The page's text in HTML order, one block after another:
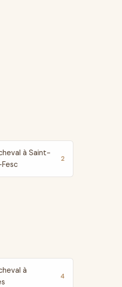
à Saint-
2
à
4